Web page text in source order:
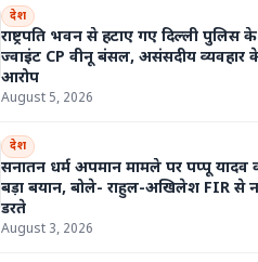
देश
राष्ट्रपति भवन से हटाए गए दिल्ली पुलिस के
ज्वाइंट CP वीनू बंसल, असंसदीय व्यवहार
आरोप
August 5, 2026
देश
सनातन धर्म अपमान मामले पर पप्पू यादव
बड़ा बयान, बोले- राहुल-अखिलेश FIR से
डरते
August 3, 2026